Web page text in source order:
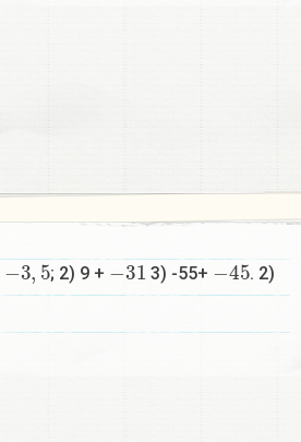
−3,5
; 2) 9 +
− 31
3) -55+
−45
. 2)